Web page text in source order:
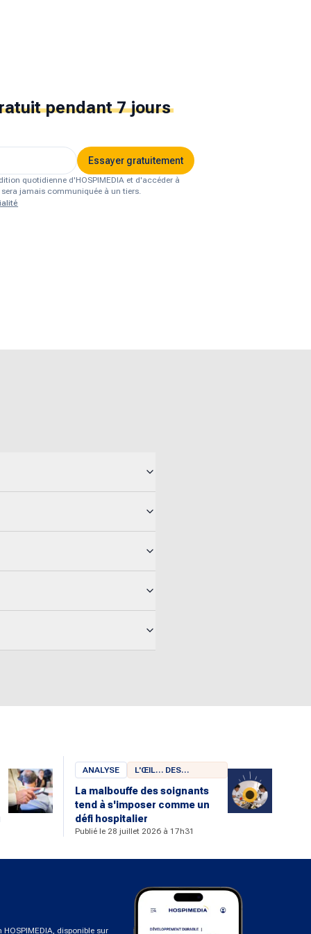
pendant 7 jours
Essayer gratuitement
quotidienne d'HOSPIMEDIA et d'accéder à
jamais communiquée à un tiers.
ANALYSE
L'ŒIL… DES
CHERCHEURS
La malbouffe des soignants
tend à s'imposer comme un
défi hospitalier
Publié le 28 juillet 2026 à 17h31
disponible sur